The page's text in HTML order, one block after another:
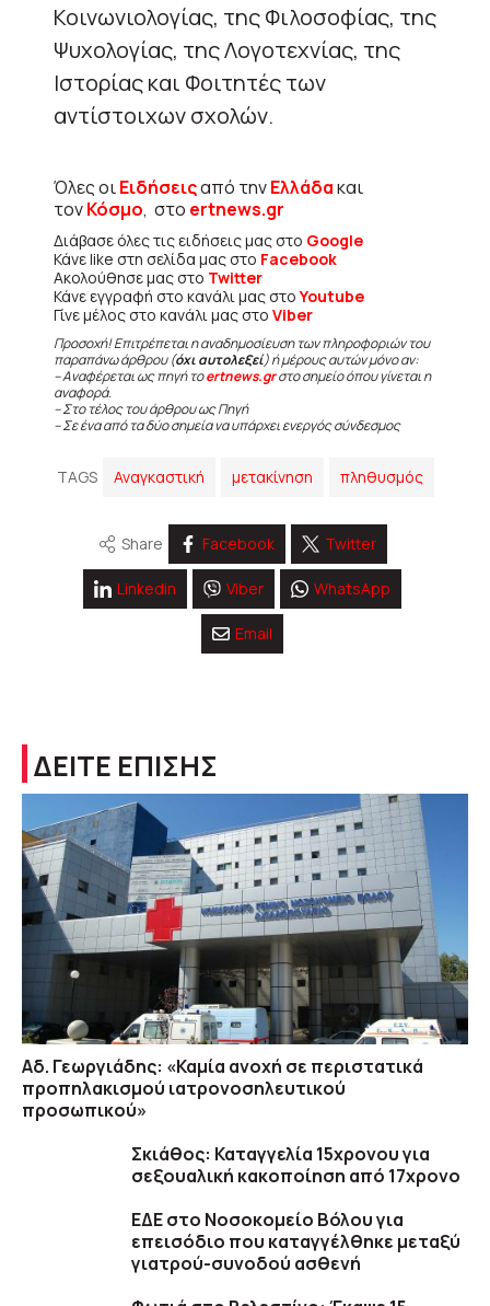
Κοινωνιολογίας, της Φιλοσοφίας, της
Ψυχολογίας, της Λογοτεχνίας, της
Ιστορίας και Φοιτητές των
αντίστοιχων σχολών.
Όλες οιΕιδήσειςαπό τηνΕλλάδακαι
τονΚόσμο, στο ertnews.gr
Διάβασε όλες τις ειδήσεις μας στο Google
Κάνε like στη σελίδα μας στο Facebook
Ακολούθησε μας στο Twitter
Κάνε εγγραφή στο κανάλι μας στοYoutube
Γίνε μέλος στο κανάλι μας στο Viber
Προσοχή! Επιτρέπεται η αναδημοσίευση των πληροφοριών του
παραπάνω άρθρου (όχι αυτολεξεί) ή μέρους αυτών μόνο αν:
– Αναφέρεται ως πηγή τοertnews.grστο σημείο όπου γίνεται η
αναφορά.
– Στο τέλος του άρθρου ως Πηγή
– Σε ένα από τα δύο σημεία να υπάρχει ενεργός σύνδεσμος
TAGS Αναγκαστική μετακίνηση πληθυσμός
Share Facebook Twitter
Linkedin Viber WhatsApp
Email
ΔΕΙΤΕ ΕΠΙΣΗΣ
Αδ. Γεωργιάδης: «Καμία ανοχή σε περιστατικά
προπηλακισμού ιατρονοσηλευτικού
προσωπικού»
Σκιάθος: Καταγγελία 15χρονου για
σεξουαλική κακοποίηση από 17χρονο
ΕΔΕ στο Νοσοκομείο Βόλου για
επεισόδιο που καταγγέλθηκε μεταξύ
γιατρού-συνοδού ασθενή